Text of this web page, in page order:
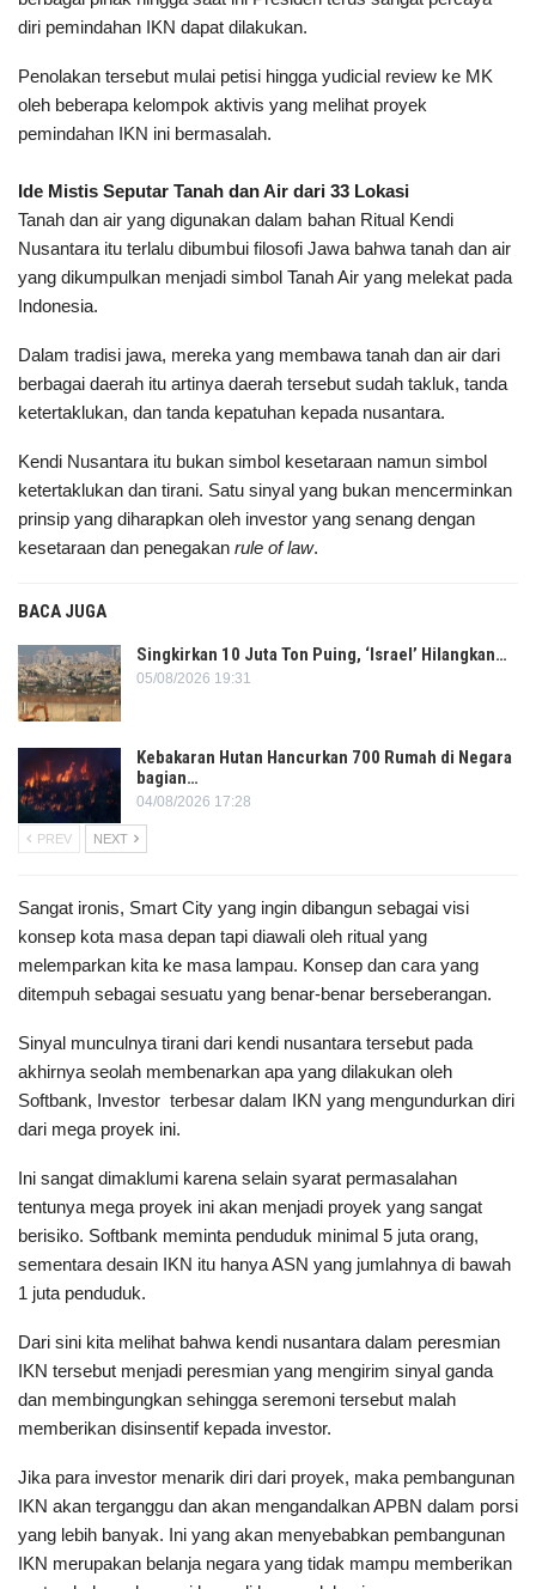
diri pemindahan IKN dapat dilakukan.
Penolakan tersebut mulai petisi hingga yudicial review ke MK
oleh beberapa kelompok aktivis yang melihat proyek
pemindahan IKN ini bermasalah.
Ide Mistis Seputar Tanah dan Air dari 33 Lokasi
Tanah dan air yang digunakan dalam bahan Ritual Kendi
Nusantara itu terlalu dibumbui filosofi Jawa bahwa tanah dan air
yang dikumpulkan menjadi simbol Tanah Air yang melekat pada
Indonesia.
Dalam tradisi jawa, mereka yang membawa tanah dan air dari
berbagai daerah itu artinya daerah tersebut sudah takluk, tanda
ketertaklukan, dan tanda kepatuhan kepada nusantara.
Kendi Nusantara itu bukan simbol kesetaraan namun simbol
ketertaklukan dan tirani. Satu sinyal yang bukan mencerminkan
prinsip yang diharapkan oleh investor yang senang dengan
kesetaraan dan penegakan rule of law.
BACA JUGA
Singkirkan 10 Juta Ton Puing, ‘Israel’ Hilangkan…
05/08/2026 19:31
Kebakaran Hutan Hancurkan 700 Rumah di Negara
bagian…
04/08/2026 17:28
PREV NEXT
Sangat ironis, Smart City yang ingin dibangun sebagai visi
konsep kota masa depan tapi diawali oleh ritual yang
melemparkan kita ke masa lampau. Konsep dan cara yang
ditempuh sebagai sesuatu yang benar-benar berseberangan.
Sinyal munculnya tirani dari kendi nusantara tersebut pada
akhirnya seolah membenarkan apa yang dilakukan oleh
Softbank, Investor terbesar dalam IKN yang mengundurkan diri
dari mega proyek ini.
Ini sangat dimaklumi karena selain syarat permasalahan
tentunya mega proyek ini akan menjadi proyek yang sangat
berisiko. Softbank meminta penduduk minimal 5 juta orang,
sementara desain IKN itu hanya ASN yang jumlahnya di bawah
1 juta penduduk.
Dari sini kita melihat bahwa kendi nusantara dalam peresmian
IKN tersebut menjadi peresmian yang mengirim sinyal ganda
dan membingungkan sehingga seremoni tersebut malah
memberikan disinsentif kepada investor.
Jika para investor menarik diri dari proyek, maka pembangunan
IKN akan terganggu dan akan mengandalkan APBN dalam porsi
yang lebih banyak. Ini yang akan menyebabkan pembangunan
IKN merupakan belanja negara yang tidak mampu memberikan